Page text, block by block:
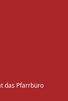
das Pfarrbüro